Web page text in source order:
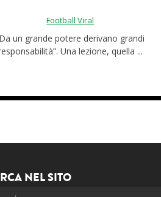
Football Viral
un grande potere derivano grandi
Una lezione, quella ...
NEL SITO